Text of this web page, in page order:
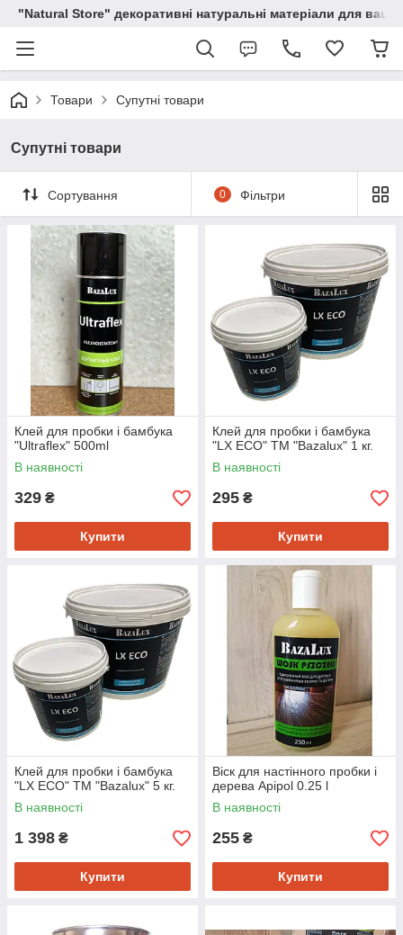
"Natural Store" декоративні натуральні матеріали для
Товари Супутні товари
Супутні товари
Сортування 0 Фільтри
Клей для пробки і бамбука
"Ultraflex" 500ml
В наявності
329 ₴
Купити
Клей для пробки і бамбука
"LX ECO" TM "Bazalux" 1 кг.
В наявності
295 ₴
Купити
Клей для пробки і бамбука
"LX ECO" TM "Bazalux" 5 кг.
В наявності
1 398 ₴
Купити
Віск для настінного пробки і
дерева Apipol 0.25 l
В наявності
255 ₴
Купити